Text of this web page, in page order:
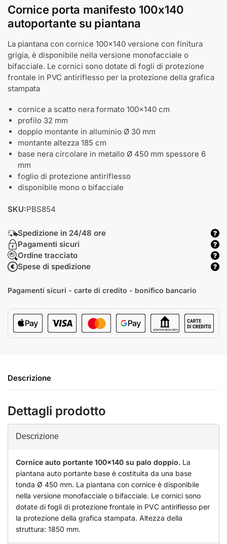
Cornice porta manifesto 100x140
autoportante su piantana
La piantana con cornice 100x140 versione con finitura
grigia, è disponibile nella versione monofacciale o
bifacciale. Le cornici sono dotate di fogli di protezione
frontale in PVC antiriflesso per la protezione della grafica
stampata
cornice a scatto nera formato 100x140 cm
profilo 32 mm
doppio montante in alluminio Ø 30 mm
montante altezza 185 cm
base nera circolare in metallo Ø 450 mm spessore 6
mm
foglio di protezione antiriflesso
disponibile mono o bifacciale
SKU:PBS854
Spedizione in 24/48 ore
Pagamenti sicuri
Ordine tracciato
Spese di spedizione
Pagamenti sicuri - carte di credito - bonifico bancario
Descrizione
Dettagli prodotto
Descrizione
Cornice auto portante 100x140 su palo doppio. La
piantana auto portante base è costituita da una base
tonda Ø 450 mm. La piantana con cornice è disponibile
nella versione monofacciale o bifacciale. Le cornici sono
dotate di fogli di protezione frontale in PVC antiriflesso per
la protezione della grafica stampata. Altezza della
struttura: 1850 mm.